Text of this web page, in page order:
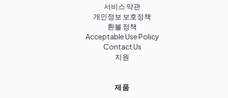
서비스 약관
개인정보 보호정책
환불 정책
Acceptable Use Policy
Contact Us
지원
제품